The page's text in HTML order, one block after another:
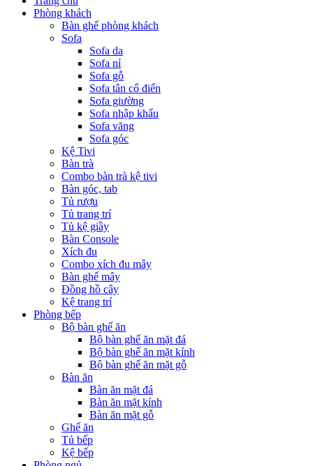
Phòng khách
Bàn ghế phòng khách
Sofa
Sofa da
Sofa nỉ
Sofa gỗ
Sofa tân cổ điển
Sofa giường
Sofa nhập khẩu
Sofa văng
Sofa góc
Kệ Tivi
Bàn trà
Combo bàn trà kệ tivi
Bàn góc, tab
Tủ rượu
Tủ trang trí
Tủ kệ giầy
Bàn Console
Xích đu
Combo xích đu mây
Bàn ghế mây
Đồng hồ cây
Kệ trang trí
Phòng bếp
Bộ bàn ghế ăn
Bộ bàn ghế ăn mặt đá
Bộ bàn ghế ăn mặt kính
Bộ bàn ghế ăn mặt gỗ
Bàn ăn
Bàn ăn mặt đá
Bàn ăn mặt kính
Bàn ăn mặt gỗ
Ghế ăn
Tủ bếp
Kệ bếp